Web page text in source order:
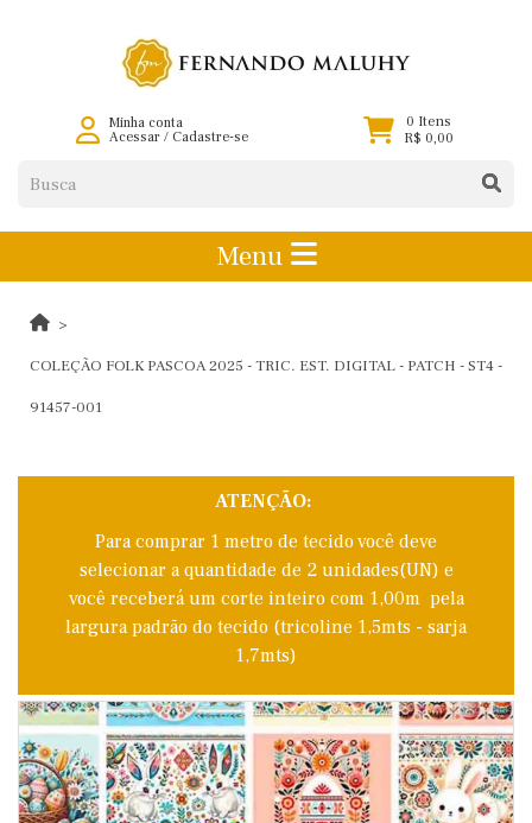
Minha conta
Acessar/ Cadastre-se
0 Itens
R$ 0,00
Menu
COLEÇÃO FOLK PASCOA 2025 - TRIC. EST. DIGITAL - PATCH - ST4 -
91457-001
ATENÇÃO:
Para comprar 1 metro de tecido você deve
selecionar a quantidade de 2 unidades(UN) e
você receberá um corte inteiro com 1,00m pela
largura padrão do tecido (tricoline 1,5mts - sarja
1,7mts)